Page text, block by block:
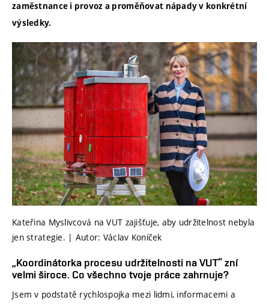
zaměstnance i provoz a proměňovat nápady v konkrétní
výsledky.
Kateřina Myslivcová na VUT zajišťuje, aby udržitelnost nebyla
jen strategie. | Autor: Václav Koníček
„Koordinátorka procesu udržitelnosti na VUT“ zní
velmi široce. Co všechno tvoje práce zahrnuje?
Jsem v podstatě rychlospojka mezi lidmi, informacemi a